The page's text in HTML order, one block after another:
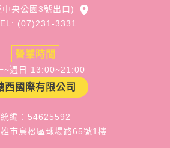
中央公園3號出口)
(07)231-3331
營業時間
~週日 13:00~21:00
西國際有限公司
統編：54625592
市鳥松區球場路65號1樓